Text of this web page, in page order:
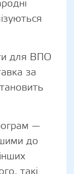
для ВПО
за
—
до
такі